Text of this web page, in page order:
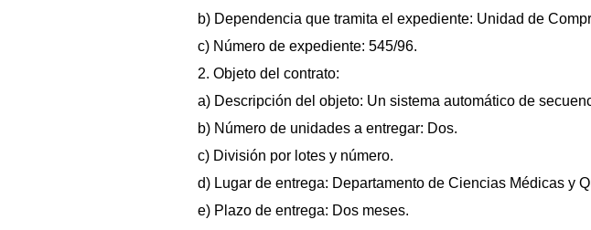
b) Dependencia que tramita el expediente: Unidad de
c) Número de expediente: 545/96.
2. Objeto del contrato:
a) Descripción del objeto: Un sistema automático de
b) Número de unidades a entregar: Dos.
c) División por lotes y número.
d) Lugar de entrega: Departamento de Ciencias Médicas y
e) Plazo de entrega: Dos meses.